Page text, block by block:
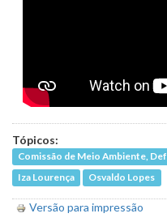
Tópicos:
Comissão de Meio Ambiente,
Iza Lourença
Osvaldo Lopes
Versão para impressão